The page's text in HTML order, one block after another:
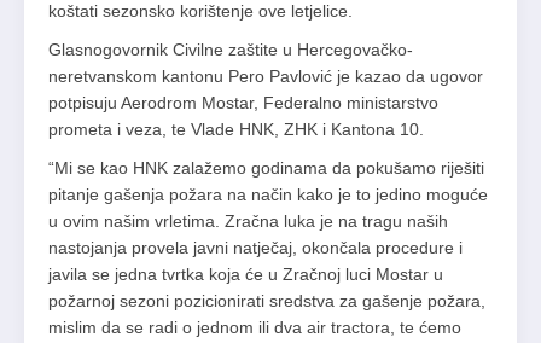
koštati sezonsko korištenje ove letjelice.
Glasnogovornik Civilne zaštite u Hercegovačko-
neretvanskom kantonu Pero Pavlović je kazao da ugovor
potpisuju Aerodrom Mostar, Federalno ministarstvo
prometa i veza, te Vlade HNK, ZHK i Kantona 10.
“Mi se kao HNK zalažemo godinama da pokušamo riješiti
pitanje gašenja požara na način kako je to jedino moguće
u ovim našim vrletima. Zračna luka je na tragu naših
nastojanja provela javni natječaj, okončala procedure i
javila se jedna tvrtka koja će u Zračnoj luci Mostar u
požarnoj sezoni pozicionirati sredstva za gašenje požara,
mislim da se radi o jednom ili dva air tractora, te ćemo